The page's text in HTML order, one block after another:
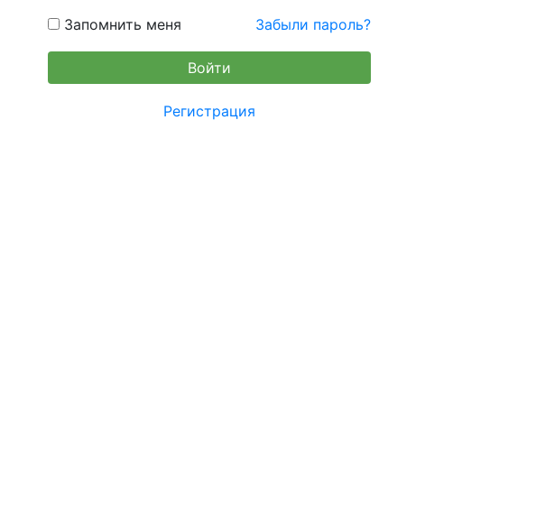
Запомнить меня Забыли пароль?
Регистрация